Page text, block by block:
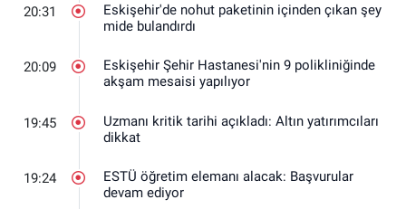
20:31
Eskişehir'de nohut paketinin içinden çıkan şey
mide bulandırdı
20:09
Eskişehir Şehir Hastanesi'nin 9 polikliniğinde
akşam mesaisi yapılıyor
19:45
Uzmanı kritik tarihi açıkladı: Altın yatırımcıları
dikkat
19:24
ESTÜ öğretim elemanı alacak: Başvurular
devam ediyor